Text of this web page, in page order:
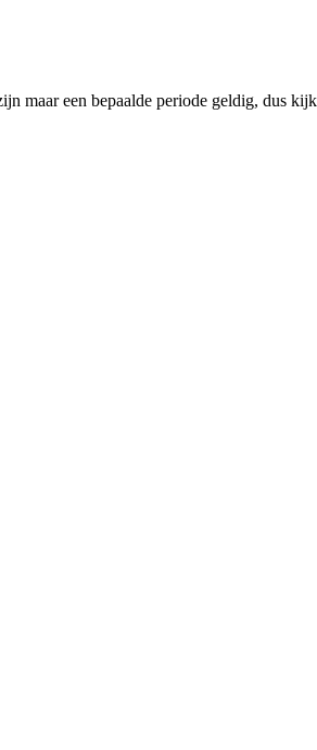
maar een bepaalde periode geldig, dus